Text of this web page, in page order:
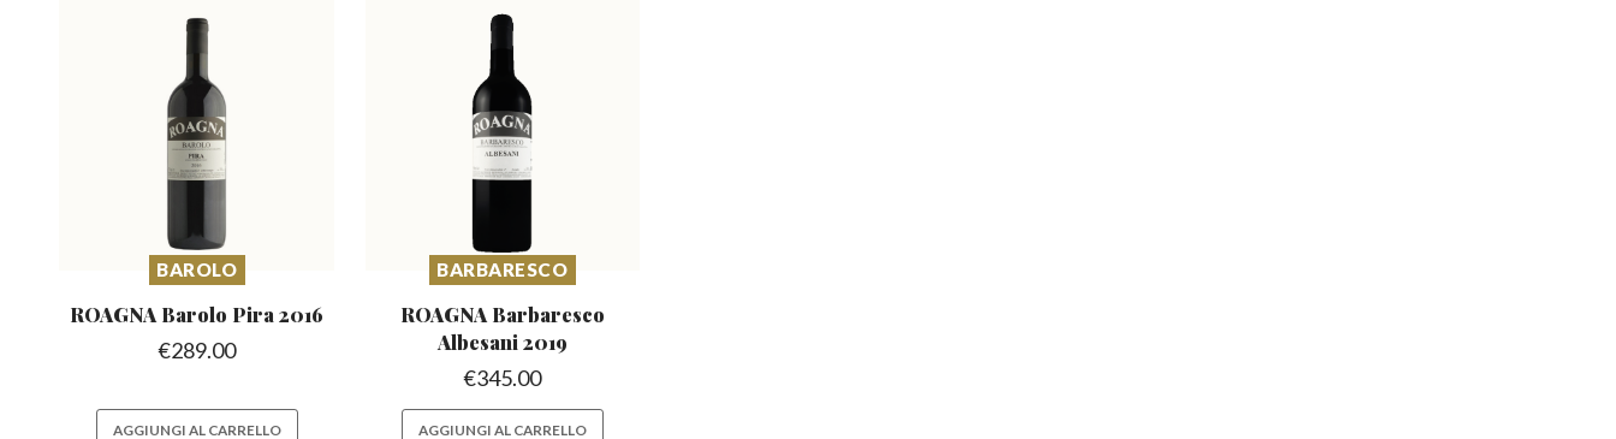
BAROLO
ROAGNA Barolo Pira 2016
€289.00
AGGIUNGI AL CARRELLO
BARBARESCO
ROAGNA Barbaresco
Albesani 2019
€345.00
AGGIUNGI AL CARRELLO